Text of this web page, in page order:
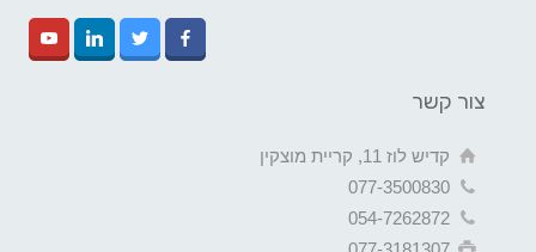
צור קשר
קדיש לוז 11, קריית מוצקין
077-3500830
054-7262872